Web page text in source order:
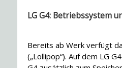
LG G4: Betriebssystem
Bereits ab Werk verfügt
(„Lollipop“). Auf dem LG